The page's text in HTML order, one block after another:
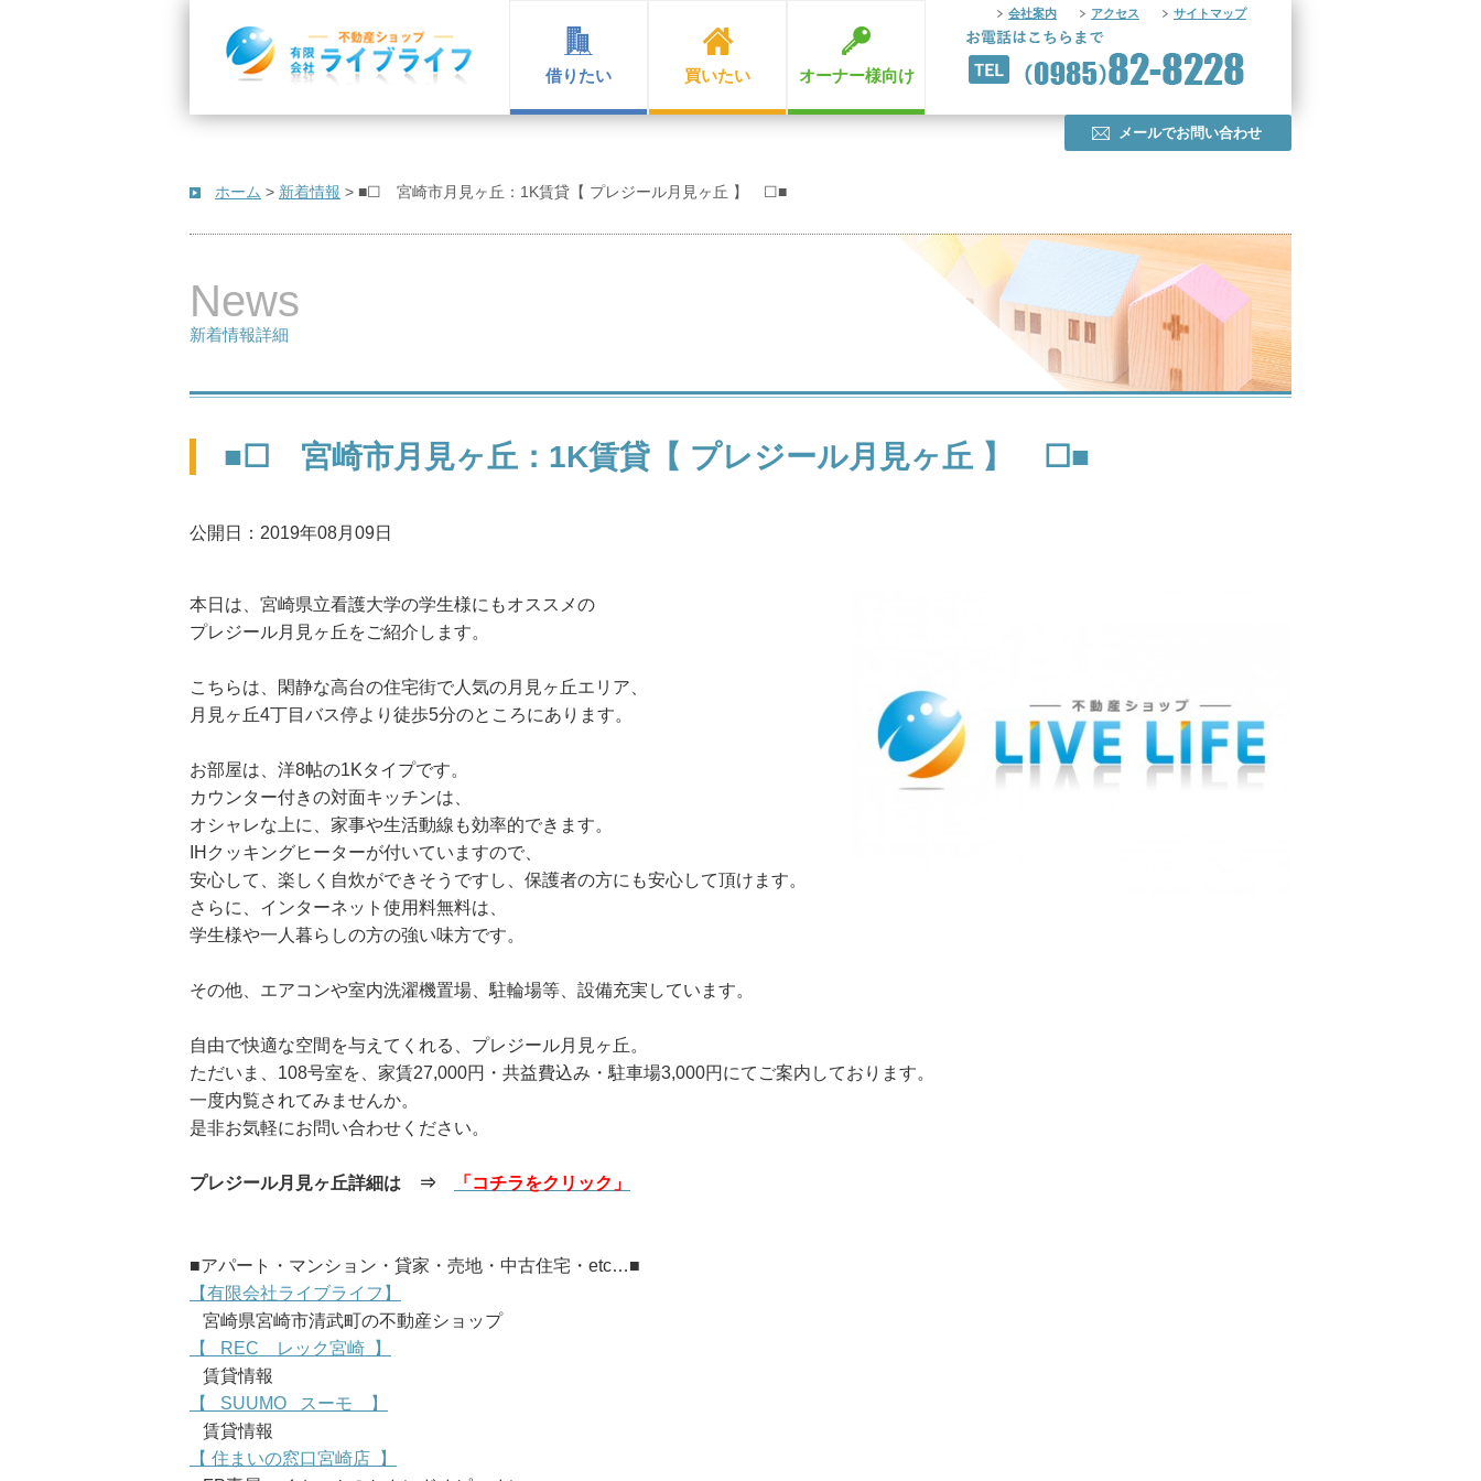
借りたい 買いたい オーナー様向け
会社案内 アクセス サイトマップ
メールでお問い合わせ
ホーム > 新着情報 > ■☐ 宮崎市月見ヶ丘：1K賃貸【 プレジール月見ヶ丘 】 ☐■
News
新着情報詳細
■☐ 宮崎市月見ヶ丘：1K賃貸【 プレジール月見ヶ丘 】 ☐■
公開日：2019年08月09日
本日は、宮崎県立看護大学の学生様にもオススメの
プレジール月見ヶ丘をご紹介します。
こちらは、閑静な高台の住宅街で人気の月見ヶ丘エリア、
月見ヶ丘4丁目バス停より徒歩5分のところにあります。
お部屋は、洋8帖の1Kタイプです。
カウンター付きの対面キッチンは、
オシャレな上に、家事や生活動線も効率的できます。
IHクッキングヒーターが付いていますので、
安心して、楽しく自炊ができそうですし、保護者の方にも安心して頂けます。
さらに、インターネット使用料無料は、
学生様や一人暮らしの方の強い味方です。
その他、エアコンや室内洗濯機置場、駐輪場等、設備充実しています。
自由で快適な空間を与えてくれる、プレジール月見ヶ丘。
ただいま、108号室を、家賃27,000円・共益費込み・駐車場3,000円にてご案内しております。
一度内覧されてみませんか。
是非お気軽にお問い合わせください。
プレジール月見ヶ丘詳細は ⇒ 「 コチラをクリック 」
■アパート・マンション・貸家・売地・中古住宅・etc…■
【有限会社ライブライフ】
宮崎県宮崎市清武町の不動産ショップ
【 REC レック宮崎 】
賃貸情報
【 SUUMO スーモ 】
賃貸情報
【 住まいの窓口宮崎店 】